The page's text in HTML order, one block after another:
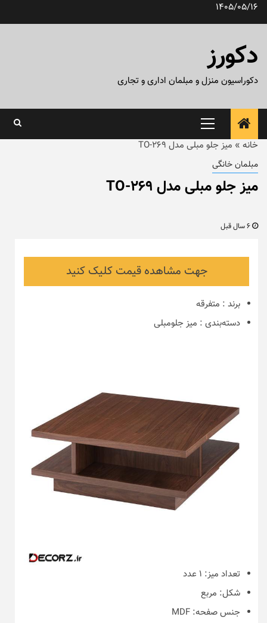
پرش1405/05/16
دکورز
دکوراسیون منزل و مبلمان اداری و تجاری
منوی
اصلی
خانه » میز جلو مبلی مدل TO-269
مبلمان خانگی
میز جلو مبلی مدل TO-269
جهت مشاهده قیمت کلیک کنید
برند : متفرقه
دسته‌بندی : میز جلومبلی
تعداد میز: ۱ عدد
شکل: مربع
جنس صفحه: MDF